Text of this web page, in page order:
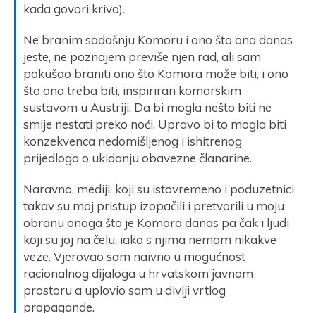
kada govori krivo).
Ne branim sadašnju Komoru i ono što ona danas
jeste, ne poznajem previše njen rad, ali sam
pokušao braniti ono što Komora može biti, i ono
što ona treba biti, inspiriran komorskim
sustavom u Austriji. Da bi mogla nešto biti ne
smije nestati preko noći. Upravo bi to mogla biti
konzekvenca nedomišljenog i ishitrenog
prijedloga o ukidanju obavezne članarine.
Naravno, mediji, koji su istovremeno i poduzetnici
takav su moj pristup izopačili i pretvorili u moju
obranu onoga što je Komora danas pa čak i ljudi
koji su joj na čelu, iako s njima nemam nikakve
veze. Vjerovao sam naivno u mogućnost
racionalnog dijaloga u hrvatskom javnom
prostoru a uplovio sam u divlji vrtlog
propagande.